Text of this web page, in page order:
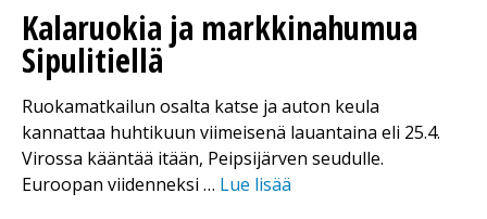
Kalaruokia ja markkinahumua
Sipulitiellä
Ruokamatkailun osalta katse ja auton keula
kannattaa huhtikuun viimeisenä lauantaina eli 25.4.
Virossa kääntää itään, Peipsijärven seudulle.
Euroopan viidenneksi … Lue lisää